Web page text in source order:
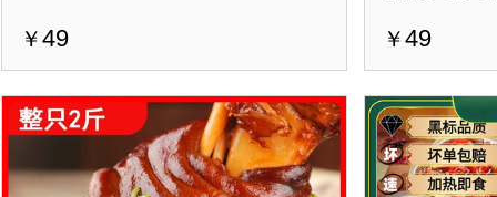
￥49 ￥49